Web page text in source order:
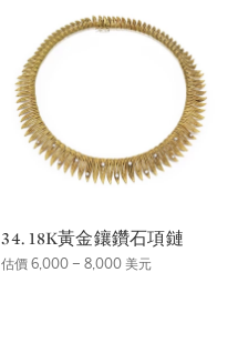
34. 18K黃金鑲鑽石項鏈
估價 6,000 – 8,000 美元